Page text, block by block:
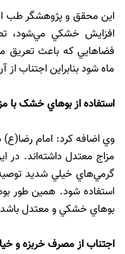
اين محقق و پژوهشگر طب
افزايش خشکي مي‌شود،
فضاهايي که باعث تعريق
ماه شود بنابراين اجتناب
استفاده از بوهاي خشک با
وي اضافه کرد: امام
مزاج معتدل داشته‌اند.
گرمي‌هاي خيلي شديد
استفاده شود. همين طور
بوهاي خشکي و معتدل
اجتناب از مصرف خربزه و